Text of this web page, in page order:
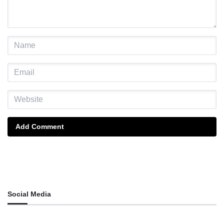
Add Comment
Social Media